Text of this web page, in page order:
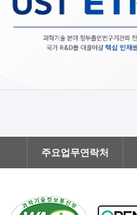
주요업무연락처